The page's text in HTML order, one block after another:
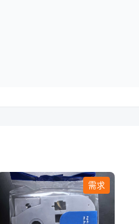
需求